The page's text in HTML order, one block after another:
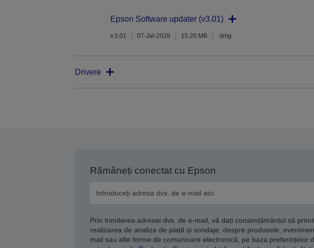
Epson Software updater (v3.01)
v.3.01 07-Jul-2026 15.20 MB .dmg
Drivere
Rămâneți conectat cu Epson
Prin trimiterea adresei dvs. de e-mail, vă dați consimțământul să
realizarea de analize de piață și sondaje, despre produsele,
mail sau alte forme de comunicare electronică, pe baza preferințelor